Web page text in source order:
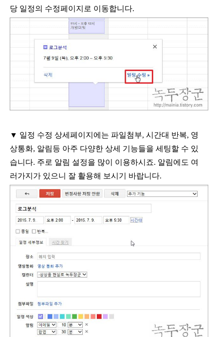
당 일정의 수정페이지로 이동합니다.
▼ 일정 수정 상세페이지에는 파일첨부, 시간대 반복, 영
상통화, 알림등 아주 다양한 상세 기능들을 세팅할 수 있
습니다. 주로 알림 설정을 많이 이용하시죠. 알림에도 여
러가지가 있으니 잘 활용해 보시기 바랍니다.